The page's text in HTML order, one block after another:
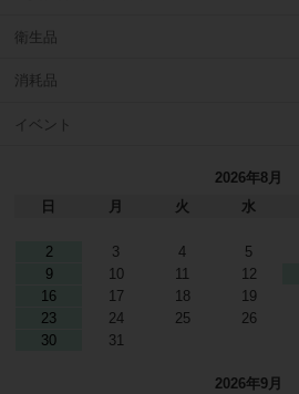
衛生品
消耗品
イベント
2026年8月
日
月 火 水
2
3 4 5
9
10 11 12
16
17 18 19
23
24 25 26
30
31
2026年9月